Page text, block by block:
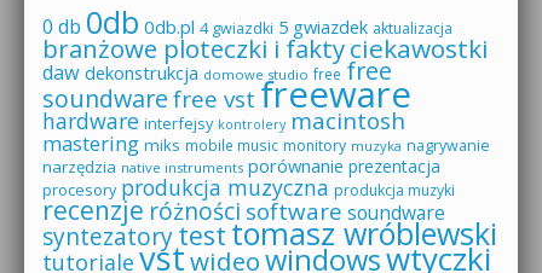
0 db 0db 0db.pl 4 gwiazdki 5 gwiazdek aktualizacja
branżowe ploteczki i faktyciekawostki
daw dekonstrukcja domowe studio free free
soundware free vst freeware
hardware interfejsy kontrolery macintosh
mastering miks mobile music monitory muzyka nagrywanie
narzędzia native instruments porównanie prezentacja
procesory produkcja muzyczna produkcja muzyki
recenzje różności software soundware
syntezatorytesttomasz wróblewski
tutoriale vstwideowindowswtyczki